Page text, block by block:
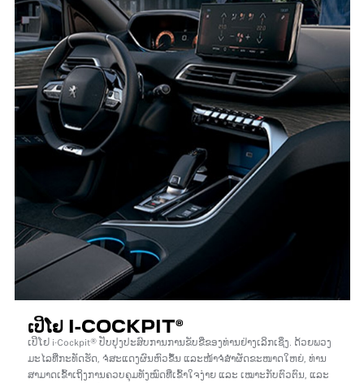
ເປິໂຢ I-COCKPIT®
ເປິໂຢ i-Cockpit® ປັບປຸງປະສົບການການຂັບຂີ່ຂອງທ່ານຢ່າງເລິກເຊິ່ງ. ດ້ວຍພວງ
ມະໄລທີ່ກະທັດຮັດ, ຈໍສະແດງຜົນຫົວຂຶ້ນ ແລະໜ້າຈໍສຳຜັດຂະໜາດໃຫຍ່, ທ່ານ
ສາມາດເຂົ້າເຖິງການຄວບຄຸມທັງໝົດທີ່ເຂົ້າໃຈງ່າຍ ແລະ ເໝາະກັບຕົວຕົນ, ແລະ